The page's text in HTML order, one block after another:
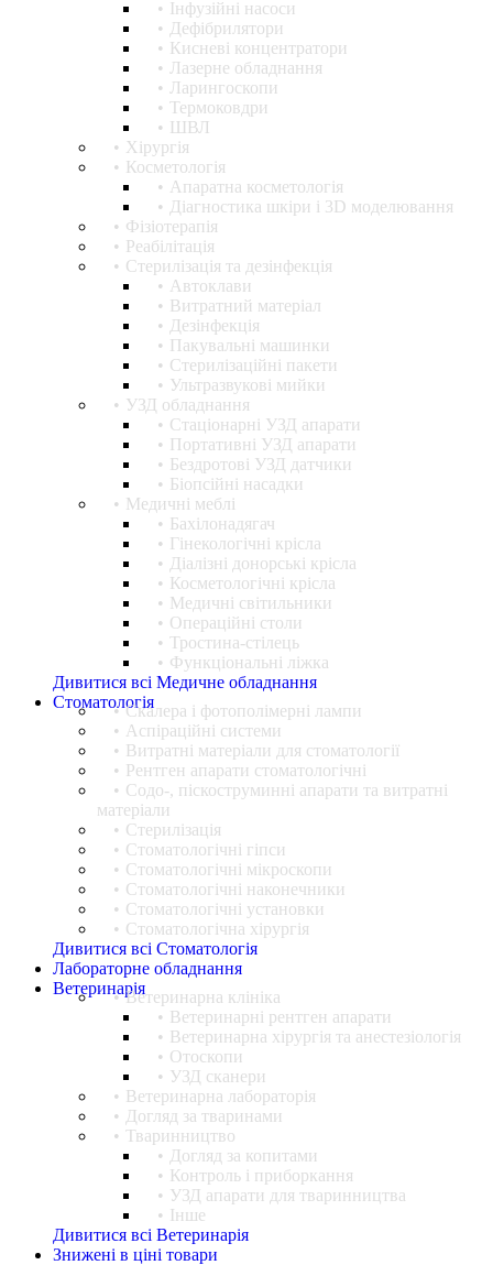
Інфузійні насоси
Дефібрилятори
Кисневі концентратори
Лазерне обладнання
Ларингоскопи
Термоковдри
ШВЛ
Хірургія
Косметологія
Апаратна косметологія
Діагностика шкіри і 3D моделювання
Фізіотерапія
Реабілітація
Стерилізація та дезінфекція
Автоклави
Витратний матеріал
Дезінфекція
Пакувальні машинки
Стерилізаційні пакети
Ультразвукові мийки
УЗД обладнання
Стаціонарні УЗД апарати
Портативні УЗД апарати
Бездротові УЗД датчики
Біопсійні насадки
Медичні меблі
Бахілонадягач
Гінекологічні крісла
Діалізні донорські крісла
Косметологічні крісла
Медичні світильники
Операційні столи
Тростина-стілець
Функціональні ліжка
Дивитися всі Медичне обладнання
СтоматологіяCкалера і фотополімерні лампи
Аспіраційні системи
Витратні матеріали для стоматології
Рентген апарати стоматологічні
Содо-, піскоструминні апарати та витратні
матеріали
Стерилізація
Стоматологічні гіпси
Стоматологічні мікроскопи
Стоматологічні наконечники
Стоматологічні установки
Стоматологічна хірургія
Дивитися всі Стоматологія
Лабораторне обладнання
ВетеринаріяВетеринарна клініка
Ветеринарні рентген апарати
Ветеринарна хірургія та анестезіологія
Отоскопи
УЗД сканери
Ветеринарна лабораторія
Догляд за тваринами
Тваринництво
Догляд за копитами
Контроль і приборкання
УЗД апарати для тваринництва
Інше
Дивитися всі Ветеринарія
Знижені в ціні товари